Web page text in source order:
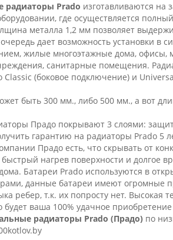
радиаторы Prado изготавливаются на
где осуществляется
металла 1,2 мм позволяет
дает возможность установки в
жилые многоэтажные дома, офисы,
санитарные помещения.
Classic (боковое подключение) и
быть 300 мм., либо 500 мм., а вот
Прадо покрывают 3 слоями:
гарантию на радиаторы Prado 5
Прадо есть, что скрывать от
нагрев поверхности и долгое
Батареи Prado используются в
данные батареи имеют огромные
ребер, т.к. их попросту нет.
ваша 100% удачное
радиаторы Prado (Прадо) по